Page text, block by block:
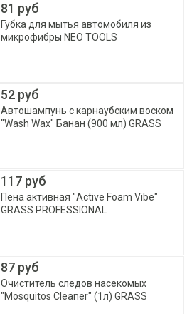
81 руб
Губка для мытья автомобиля из
микрофибры NEO TOOLS
52 руб
Автошампунь с карнаубским воском
"Wash Wax" Банан (900 мл) GRASS
117 руб
Пена активная "Active Foam Vibe"
GRASS PROFESSIONAL
87 руб
Очиститель следов насекомых
"Mosquitos Cleaner" (1л) GRASS